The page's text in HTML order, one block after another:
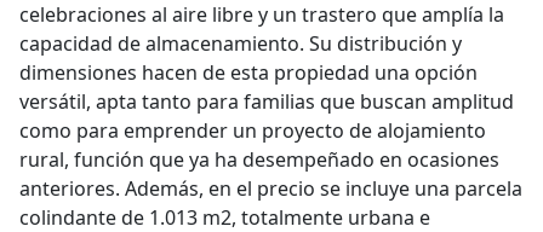
celebraciones al aire libre y un trastero que amplía la
capacidad de almacenamiento. Su distribución y
dimensiones hacen de esta propiedad una opción
versátil, apta tanto para familias que buscan amplitud
como para emprender un proyecto de alojamiento
rural, función que ya ha desempeñado en ocasiones
anteriores. Además, en el precio se incluye una parcela
colindante de 1.013 m2, totalmente urbana e